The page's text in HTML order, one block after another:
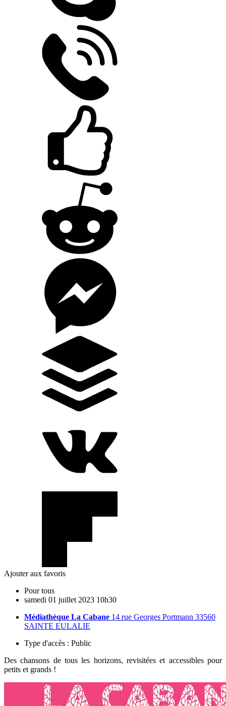
Ajouter aux favoris
Pour tous
samedi 01 juillet 2023 10h30
Médiathèque La Cabane 14 rue Georges Portmann 33560
SAINTE EULALIE
Type d'accès : Public
Des chansons de tous les horizons, revisitées et accessibles pour
petits et grands !